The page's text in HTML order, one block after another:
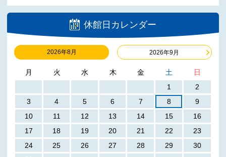
休館日カレンダー
2026年8月 2026年9月
月 火 水 木 金 土
日
1
2
3
4 5 6 7 8
9
10
11 12 13 14 15
16
17
18 19 20 21 22
23
24
25 26 27 28 29
30